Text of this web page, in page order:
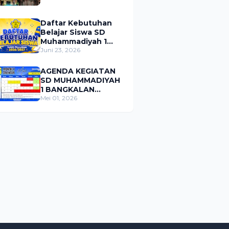
Daftar Kebutuhan
Belajar Siswa SD
Muhammadiyah 1
Bangkalan Tahun
Juni 23, 2026
AGENDA KEGIATAN
SD MUHAMMADIYAH
1 BANGKALAN
BULAN MEI 2026
Mei 01, 2026